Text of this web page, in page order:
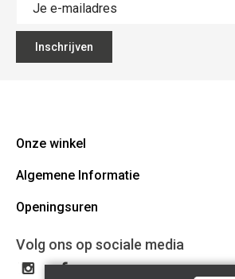
Inschrijven
Onze winkel
Ecoflora
1500 Halle
32(0)2.361.77.61
BE 0886.319.484
Algemene Informatie
Vacatures
Bestellen en Betalen
Openingsuren
Maandag : gesloten
Dinsdag: 09:00 - 17:00
Volg ons op sociale media